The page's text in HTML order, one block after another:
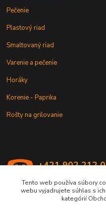
Pečenie
Plastový riad
Smaltovaný riad
Varenie a pečenie
Horáky
Korenie - Paprika
Rošty na grilovanie
+421 902 212
Tento web používa súbory
webu vyjadrujete súhlas s
kategórií